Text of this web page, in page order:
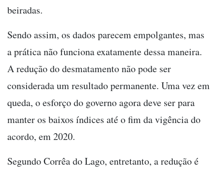
beiradas.
Sendo assim, os dados parecem empolgantes, mas
a prática não funciona exatamente dessa maneira.
A redução do desmatamento não pode ser
considerada um resultado permanente. Uma vez em
queda, o esforço do governo agora deve ser para
manter os baixos índices até o fim da vigência do
acordo, em 2020.
Segundo Corrêa do Lago, entretanto, a redução é